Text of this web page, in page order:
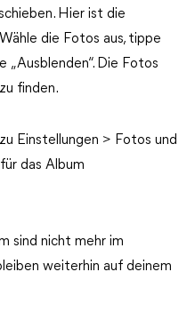
Hier ist die
die Fotos aus, tippe
„Ausblenden“. Die Fotos
finden.
Einstellungen > Fotos und
das Album
sind nicht mehr im
weiterhin auf deinem